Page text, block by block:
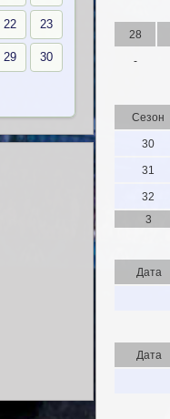
28
-
Сезон
30
31
32
3
Дата
Дата
22 23
29 30